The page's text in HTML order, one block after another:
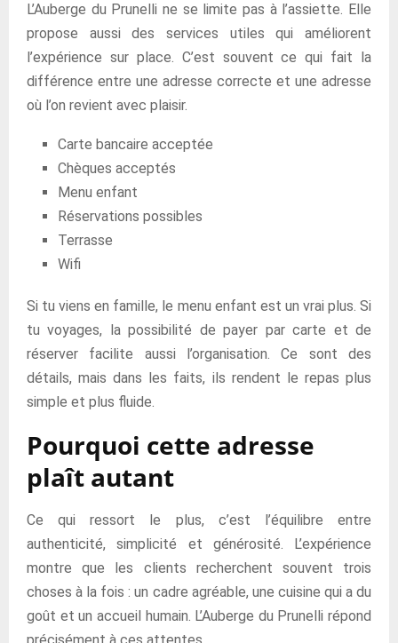
L’Auberge du Prunelli ne se limite pas à l’assiette. Elle
propose aussi des services utiles qui améliorent
l’expérience sur place. C’est souvent ce qui fait la
différence entre une adresse correcte et une adresse
où l’on revient avec plaisir.
Carte bancaire acceptée
Chèques acceptés
Menu enfant
Réservations possibles
Terrasse
Wifi
Si tu viens en famille, le menu enfant est un vrai plus. Si
tu voyages, la possibilité de payer par carte et de
réserver facilite aussi l’organisation. Ce sont des
détails, mais dans les faits, ils rendent le repas plus
simple et plus fluide.
Pourquoi cette adresse
plaît autant
Ce qui ressort le plus, c’est l’équilibre entre
authenticité, simplicité et générosité. L’expérience
montre que les clients recherchent souvent trois
choses à la fois : un cadre agréable, une cuisine qui a du
goût et un accueil humain. L’Auberge du Prunelli répond